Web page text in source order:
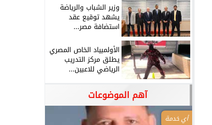
وزير الشباب والرياضة
يشهد توقيع عقد
استضافة مصر...
الأولمبياد الخاص المصري
يطلق مركز التدريب
الرياضي للاعبين...
آهم الموضوعات
أي خدمة